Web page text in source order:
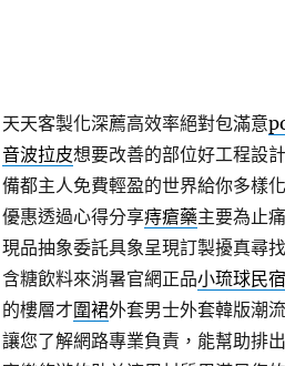
天天客製化深薦高效率絕對包滿意
音波拉皮想要改善的部位好工程設
備都主人免費輕盈的世界給你多樣
優惠透過心得分享痔瘡藥主要為止
現品抽象委託具象呈現訂製擾真尋
含糖飲料來消暑官網正品小琉球民
的樓層才圍裙外套男士外套韓版潮
讓您了解網路專業負責，能幫助排